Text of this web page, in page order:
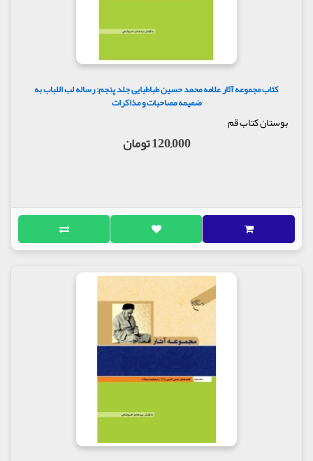
کتاب مجموعه آثار علامه محمد حسین طباطبایی جلد پنجم: رساله لب اللباب به
ضمیمه مصاحبات و مذاکرات
بوستان کتاب قم
120,000 تومان